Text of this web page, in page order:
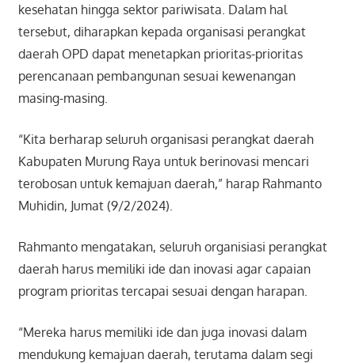
kesehatan hingga sektor pariwisata. Dalam hal
tersebut, diharapkan kepada organisasi perangkat
daerah OPD dapat menetapkan prioritas-prioritas
perencanaan pembangunan sesuai kewenangan
masing-masing.
“Kita berharap seluruh organisasi perangkat daerah
Kabupaten Murung Raya untuk berinovasi mencari
terobosan untuk kemajuan daerah,” harap Rahmanto
Muhidin, Jumat (9/2/2024).
Rahmanto mengatakan, seluruh organisiasi perangkat
daerah harus memiliki ide dan inovasi agar capaian
program prioritas tercapai sesuai dengan harapan.
“Mereka harus memiliki ide dan juga inovasi dalam
mendukung kemajuan daerah, terutama dalam segi